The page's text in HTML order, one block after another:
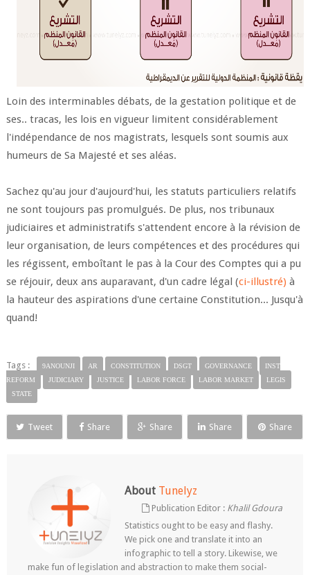
Loin des interminables débats, de la gestation politique et de
ses.. tracas, les lois en vigueur limitent considérablement
l'indépendance de nos magistrats, lesquels sont soumis aux
humeurs de Sa Majesté et ses aléas.
Sachez qu'au jour d'aujourd'hui, les statuts particuliers relatifs
ne sont toujours pas promulgués. De plus, nos tribunaux
judiciaires et administratifs s'attendent encore à la révision de
leur organisation, de leurs compétences et des procédures qui
les régissent, emboîtant le pas à la Cour des Comptes qui a pu
se réjouir, deux ans auparavant, d'un cadre légal (ci-illustré) à
la hauteur des aspirations d'une certaine Constitution... Jusqu'à
quand!
Tags : 9ANOUNJI AR CONSTITUTION DSGT GOVERNANCE
INST
REFORM
JUDICIARY JUSTICE LABOR FORCE LABOR MARKET
LEGIS
STATE
Tweet Share Share Share Share
About Tunelyz
Publication Editor : Khalil Gdoura
Statistics ought to be easy and flashy.
We pick one and translate it into an
infographic to tell a story. Likewise, we
make fun of legislation and abstraction to make them social-